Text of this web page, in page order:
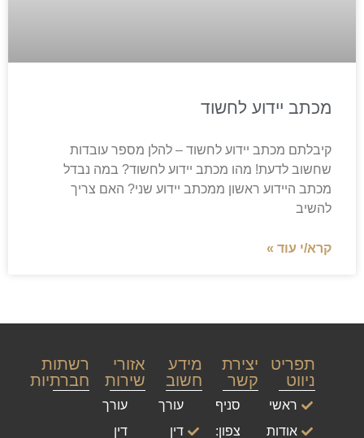
מכתב יידוע לחשוד
קיבלתם מכתב יידוע לחשוד – להלן מספר עובדות
שחשוב לדעת! מהו מכתב יידוע לחשוד? במה נבדל
מכתב היידוע ראשון ממכתב יידוע שני? האם צריך
להשיב
קרא/י עוד »
תפריט
ניווט
ראשי
אודות
יצירת
קשר
סניף
צפון:
מידע
חשוב
עורך
דין
אזורי
שירות
עורך
דין
רשתות
חברתיות